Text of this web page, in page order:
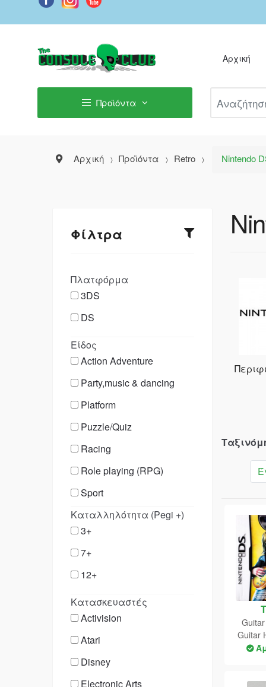
Αρχική
Προϊόντα
Αρχική Προϊόντα Retro Nintendo
Φίλτρα
Πλατφόρμα
3DS
DS
Είδος
Action Adventure
Party,music & dancing
Platform
Puzzle/Quiz
Racing
Role playing (RPG)
Sport
Kαταλληλότητα (Pegi +)
3+
7+
12+
Κατασκευαστές
Activision
Atari
Disney
Electronic Arts
Guitar
DS